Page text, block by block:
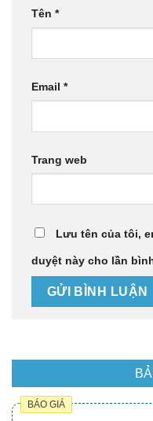
Tên *
Email *
Trang web
Lưu tên của tôi,
duyệt này cho lần
BÁO GIÁ